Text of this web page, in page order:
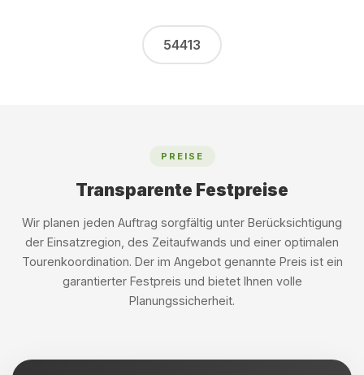
54413
PREISE
Transparente Festpreise
Wir planen jeden Auftrag sorgfältig unter Berücksichtigung
der Einsatzregion, des Zeitaufwands und einer optimalen
Tourenkoordination. Der im Angebot genannte Preis ist ein
garantierter Festpreis und bietet Ihnen volle
Planungssicherheit.